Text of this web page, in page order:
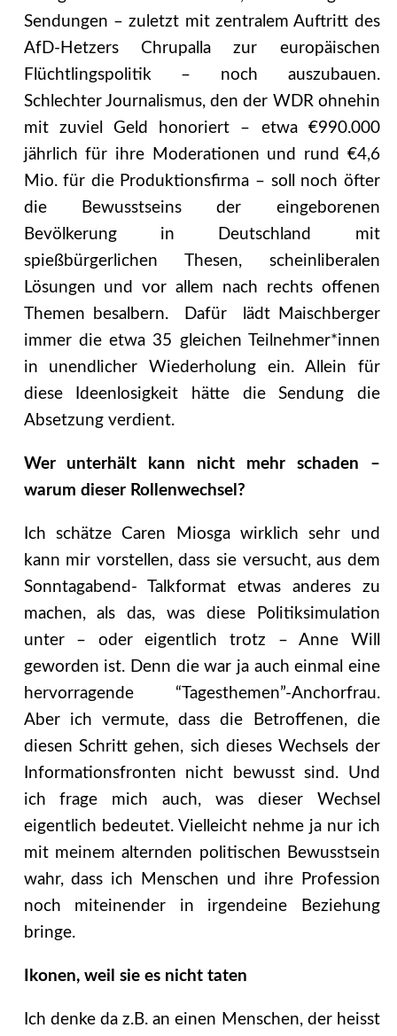
Sendungen – zuletzt mit zentralem Auftritt des
AfD-Hetzers Chrupalla zur europäischen
Flüchtlingspolitik – noch auszubauen.
Schlechter Journalismus, den der WDR ohnehin
mit zuviel Geld honoriert – etwa €990.000
jährlich für ihre Moderationen und rund €4,6
Mio. für die Produktionsfirma – soll noch öfter
die Bewusstseins der eingeborenen
Bevölkerung in Deutschland mit
spießbürgerlichen Thesen, scheinliberalen
Lösungen und vor allem nach rechts offenen
Themen besalbern. Dafür lädt Maischberger
immer die etwa 35 gleichen Teilnehmer*innen
in unendlicher Wiederholung ein. Allein für
diese Ideenlosigkeit hätte die Sendung die
Absetzung verdient.
Wer unterhält kann nicht mehr schaden –
warum dieser Rollenwechsel?
Ich schätze Caren Miosga wirklich sehr und
kann mir vorstellen, dass sie versucht, aus dem
Sonntagabend- Talkformat etwas anderes zu
machen, als das, was diese Politiksimulation
unter – oder eigentlich trotz – Anne Will
geworden ist. Denn die war ja auch einmal eine
hervorragende “Tagesthemen”-Anchorfrau.
Aber ich vermute, dass die Betroffenen, die
diesen Schritt gehen, sich dieses Wechsels der
Informationsfronten nicht bewusst sind. Und
ich frage mich auch, was dieser Wechsel
eigentlich bedeutet. Vielleicht nehme ja nur ich
mit meinem alternden politischen Bewusstsein
wahr, dass ich Menschen und ihre Profession
noch miteinender in irgendeine Beziehung
bringe.
Ikonen, weil sie es nicht taten
Ich denke da z.B. an einen Menschen, der heisst